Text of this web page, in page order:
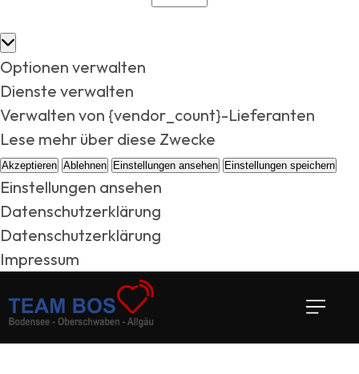
Optionen verwalten
Dienste verwalten
Verwalten von {vendor_count}-Lieferanten
Lese mehr über diese Zwecke
Akzeptieren Ablehnen Einstellungen ansehen Einstellungen speichern
Einstellungen ansehen
Datenschutzerklärung
Datenschutzerklärung
Impressum